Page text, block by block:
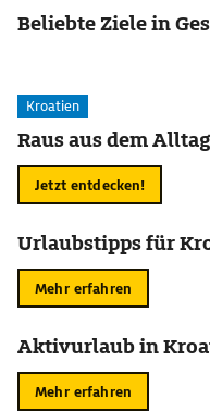
Beliebte Ziele in
Kroatien
Raus aus dem
Jetzt entdecken!
Urlaubstipps für
Mehr erfahren
Aktivurlaub in
Mehr erfahren